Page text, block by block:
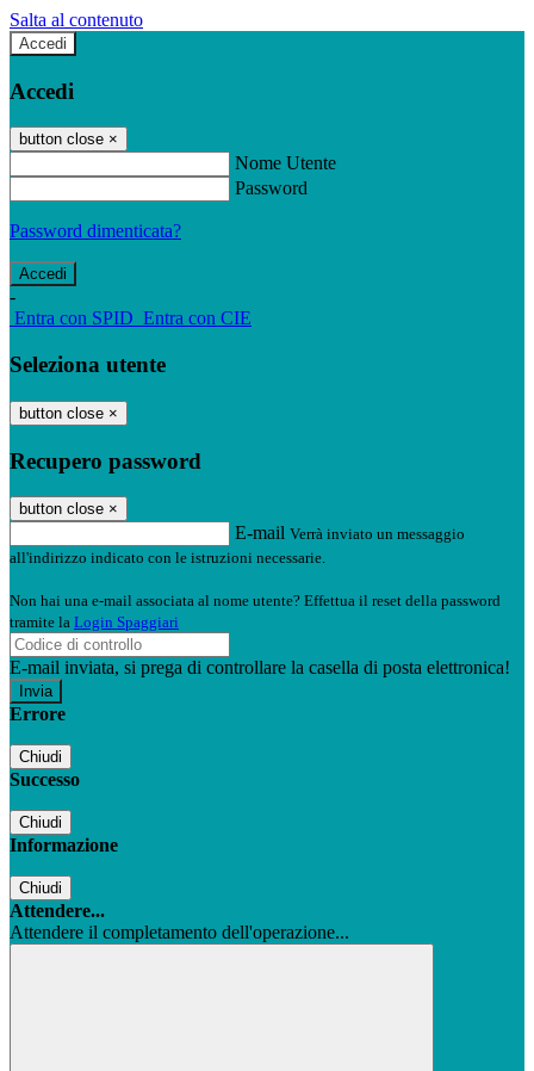
Salta al contenuto
Accedi
Accedi
button close ×
Nome Utente
Password
Password dimenticata?
-
Entra con SPID Entra con CIE
Seleziona utente
button close ×
Recupero password
button close ×
E-mail Verrà inviato un messaggio
all'indirizzo indicato con le istruzioni necessarie.
Non hai una e-mail associata al nome utente? Effettua il reset della password
tramite la Login Spaggiari
E-mail inviata, si prega di controllare la casella di posta elettronica!
Errore
Chiudi
Successo
Chiudi
Informazione
Chiudi
Attendere...
Attendere il completamento dell'operazione...